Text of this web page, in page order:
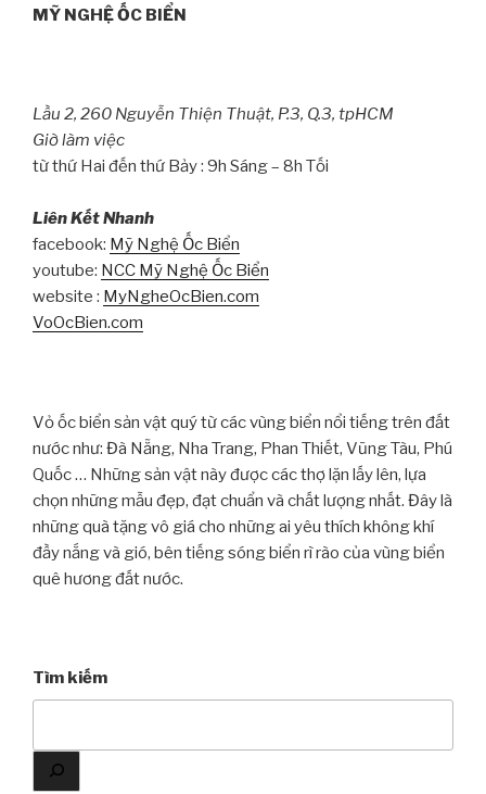
MỸ NGHỆ ỐC BIỂN
Lầu 2, 260 Nguyễn Thiện Thuật, P.3, Q.3, tpHCM
Giờ làm việc
từ thứ Hai đến thứ Bảy : 9h Sáng – 8h Tối
Liên Kết Nhanh
facebook: Mỹ Nghệ Ốc Biển
youtube: NCC Mỹ Nghệ Ốc Biển
website : MyNgheOcBien.com
VoOcBien.com
Vỏ ốc biển sản vật quý từ các vùng biển nổi tiếng trên đất
nước như: Đà Nẵng, Nha Trang, Phan Thiết, Vũng Tàu, Phú
Quốc … Những sản vật này được các thợ lặn lấy lên, lựa
chọn những mẫu đẹp, đạt chuẩn và chất lượng nhất. Đây là
những quà tặng vô giá cho những ai yêu thích không khí
đầy nắng và gió, bên tiếng sóng biển rì rào của vùng biển
quê hương đất nước.
Tìm kiếm